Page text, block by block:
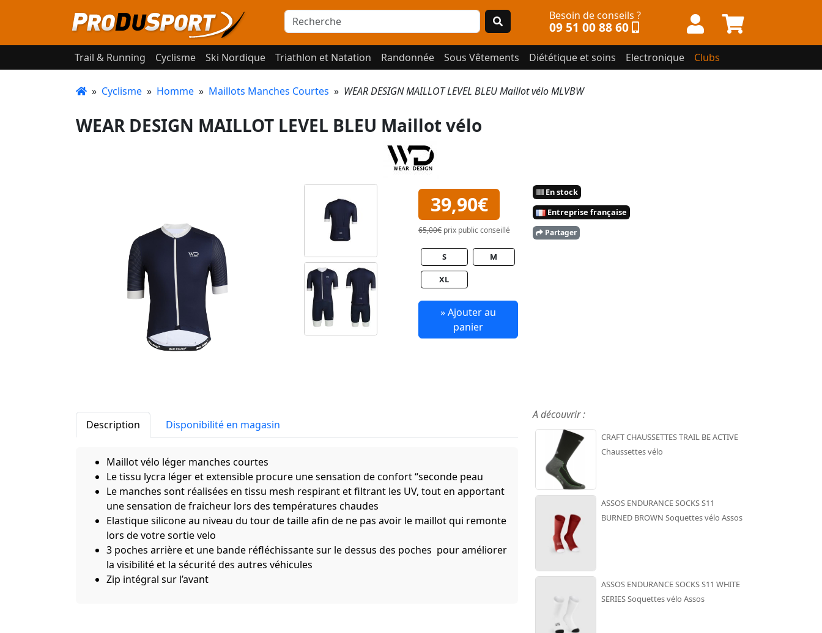
Besoin de conseils ?
09 51 00 88 60
Trail & Running Cyclisme Ski Nordique Triathlon et Natation Randonnée Sous Vêtements Diététique et soins Electronique Clubs
» Cyclisme » Homme » Maillots Manches Courtes » WEAR DESIGN MAILLOT LEVEL BLEU Maillot vélo MLVBW
WEAR DESIGN MAILLOT LEVEL BLEU Maillot vélo
39,90€
65,00€ prix public conseillé
S M
XL
» Ajouter au
panier
En stock
Entreprise française
Partager
Description Disponibilité en magasin
Maillot vélo léger manches courtes
Le tissu lycra léger et extensible procure une sensation de confort “seconde peau
Le manches sont réalisées en tissu mesh respirant et filtrant les UV, tout en apportant
une sensation de fraicheur lors des températures chaudes
Elastique silicone au niveau du tour de taille afin de ne pas avoir le maillot qui remonte
lors de votre sortie velo
3 poches arrière et une bande réfléchissante sur le dessus des poches pour améliorer
la visibilité et la sécurité des autres véhicules
Zip intégral sur l’avant
A découvrir :
CRAFT CHAUSSETTES TRAIL BE ACTIVE
Chaussettes vélo
ASSOS ENDURANCE SOCKS S11
BURNED BROWN Soquettes vélo Assos
ASSOS ENDURANCE SOCKS S11 WHITE
SERIES Soquettes vélo Assos